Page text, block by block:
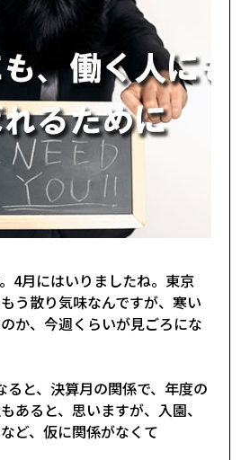
4月にはいりましたね。東京
う散り気味なんですが、寒い
か、今週くらいが見ごろにな
ると、決算月の関係で、年度の
あると、思いますが、入園、
ど、仮に関係がなくて